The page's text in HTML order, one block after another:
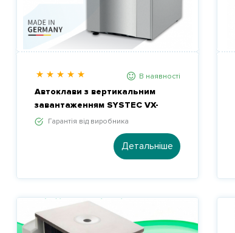
В наявності
Автоклави з вертикальним
завантаженням SYSTEC VX-
SERIESГарантія від виробника
Детальніше